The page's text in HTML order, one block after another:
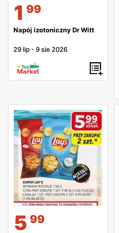
1 99
Napój izotoniczny Dr Witt
29 lip -9 sie 2026
5 99